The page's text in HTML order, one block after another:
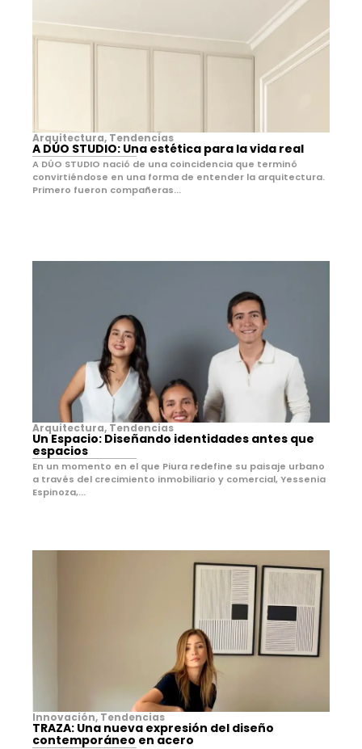
Arquitectura, Tendencias
A DÚO STUDIO: Una estética para la vida real
A DÚO STUDIO nació de una coincidencia que terminó
convirtiéndose en una forma de entender la arquitectura.
Primero fueron compañeras...
Arquitectura, Tendencias
Un Espacio: Diseñando identidades antes que
espacios
En un momento en el que Piura redefine su paisaje urbano
a través del crecimiento inmobiliario y comercial, Yessenia
Espinoza,...
Innovación, Tendencias
TRAZA: Una nueva expresión del diseño
contemporáneo en acero